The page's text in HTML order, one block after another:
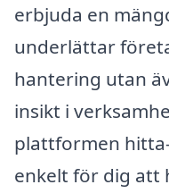
erbjuda en
underlättar
hantering utan
insikt i
plattformen
enkelt för dig att